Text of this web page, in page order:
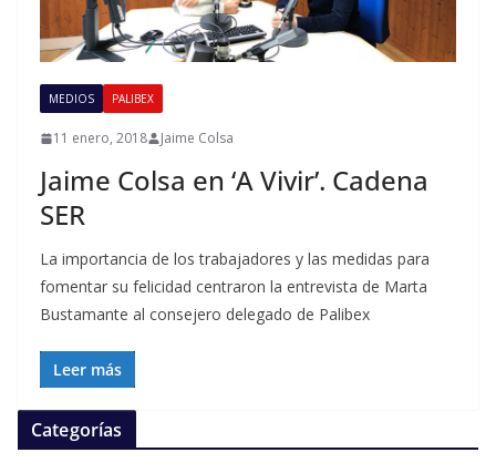
MEDIOS PALIBEX
11 enero, 2018 Jaime Colsa
Jaime Colsa en ‘A Vivir’. Cadena
SER
La importancia de los trabajadores y las medidas para
fomentar su felicidad centraron la entrevista de Marta
Bustamante al consejero delegado de Palibex
Leer más
Categorías